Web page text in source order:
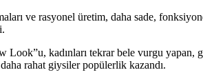
ve rasyonel üretim, daha sade,
Look”u, kadınları tekrar bele vurgu
rahat giysiler popülerlik kazandı.